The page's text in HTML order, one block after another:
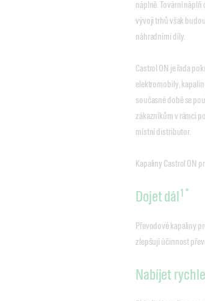
náplně. Tovární
vývoji trhů však
náhradními díly.
Castrol ON je řada
elektromobily,
současné době se
zákazníkům v rámci
místní distributor.
Kapaliny Castrol ON
Dojet dál1*
Převodové kapaliny
zlepšují účinnost
Nabíjet